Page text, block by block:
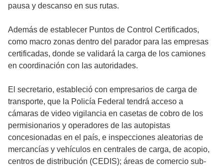
pausa y descanso en sus rutas.
Además de establecer Puntos de Control Certificados,
como macro zonas dentro del parador para las empresas
certificadas, donde se validará la carga de los camiones
en coordinación con las autoridades.
El secretario, estableció con empresarios de carga de
transporte, que la Policía Federal tendrá acceso a
cámaras de video vigilancia en casetas de cobro de los
permisionarios y operadores de las autopistas
concesionadas en el país, e inspecciones aleatorias de
mercancías y vehículos en centrales de carga, de acopio,
centros de distribución (CEDIS); áreas de comercio sub-